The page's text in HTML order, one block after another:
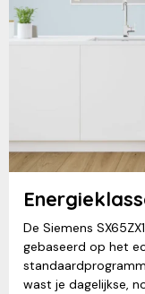
De Siemens
gebaseerd op het
wast je dagelijkse,